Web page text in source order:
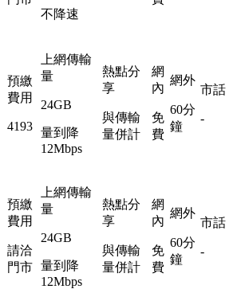
不降速
預繳
費用
4193
上網傳輸
量
24GB
量到降
12Mbps
熱點分
享
與傳輸
量併計
網
內
免
費
網外
60分
鐘
市話
-
預繳
費用
請洽
門市
上網傳輸
量
24GB
量到降
12Mbps
熱點分
享
與傳輸
量併計
網
內
免
費
網外
60分
鐘
市話
-